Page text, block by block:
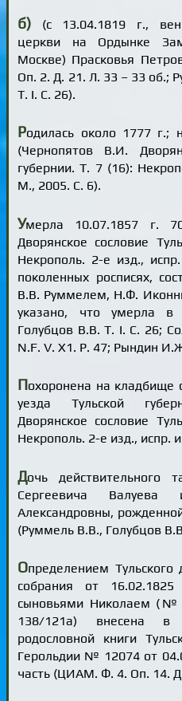
б) (с 13.04.1819 г.,
церкви на Ордынке
Москве) Прасковья
Оп. 2. Д. 21. Л. 33 – 33 об.;
Т. I. С. 26).
Родилась около 1777 г.;
(Чернопятов В.И.
губернии. Т. 7 (16):
М., 2005. С. 6).
Умерла 10.07.1857 г.
Дворянское сословие
Некрополь. 2-е изд.,
поколенных росписях,
В.В. Руммелем, Н.Ф.
указано, что умерла
Голубцов В.В. Т. I. С. 26;
N.F. V. X1. P. 47; Рындин
Похоронена на кладбище
уезда Тульской
Дворянское сословие
Некрополь. 2-е изд., испр.
Дочь действительного
Сергеевича
Александровны,
(Руммель В.В., Голубцов
Определением Тульского
собрания от
сыновьями Николаем
138/121а) внесена в
родословной книги
Герольдии № 12074 от
часть (ЦИАМ. Ф. 4. Оп. 14.